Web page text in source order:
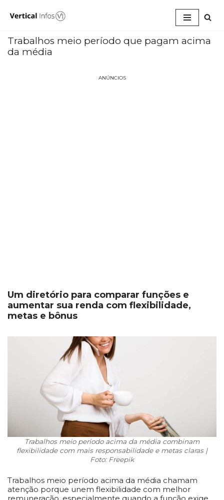
para
o
conteúdo
Trabalhos meio período que pagam acima
da média
ANÚNCIOS
Um diretório para comparar funções e
aumentar sua renda com flexibilidade,
metas e bônus
Trabalhos meio período acima da média combinam
flexibilidade com mais responsabilidade e metas claras |
Foto: Freepik
Trabalhos meio período acima da média chamam
atenção porque unem flexibilidade com melhor